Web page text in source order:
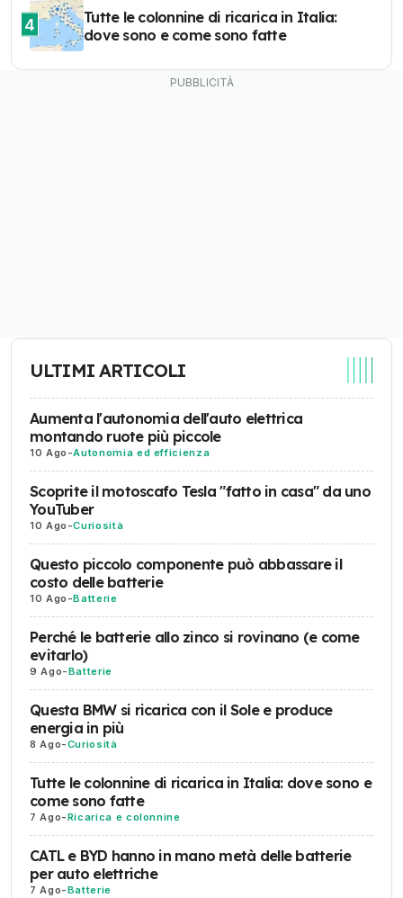
4
Tutte le colonnine di ricarica in Italia:
dove sono e come sono fatte
ULTIMI ARTICOLI
Aumenta l'autonomia dell'auto elettrica
montando ruote più piccole
10 Ago -Autonomia ed efficienza
Scoprite il motoscafo Tesla "fatto in casa" da uno
YouTuber
10 Ago -Curiosità
Questo piccolo componente può abbassare il
costo delle batterie
10 Ago -Batterie
Perché le batterie allo zinco si rovinano (e come
evitarlo)
9 Ago-Batterie
Questa BMW si ricarica con il Sole e produce
energia in più
8 Ago-Curiosità
Tutte le colonnine di ricarica in Italia: dove sono e
come sono fatte
7 Ago-Ricarica e colonnine
CATL e BYD hanno in mano metà delle batterie
per auto elettriche
7 Ago-Batterie